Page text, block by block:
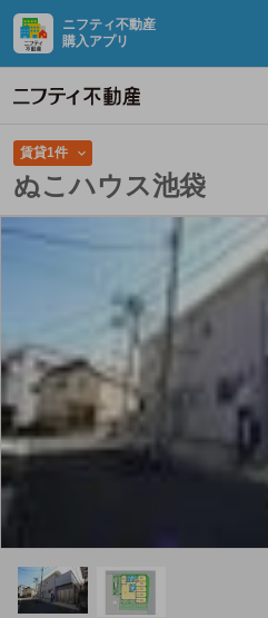
ニフティ不動産
購入アプリ
賃貸1件
ぬこハウス池袋